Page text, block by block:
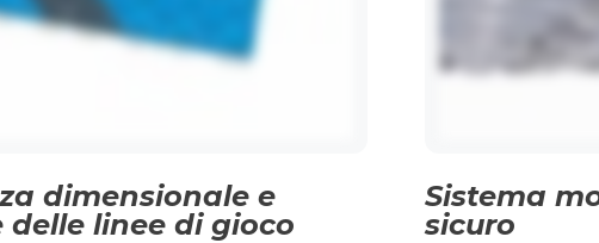
dimensionale e
delle linee di gioco
Sistema
sicuro